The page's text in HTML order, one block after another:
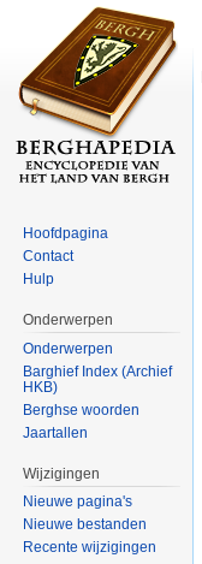
Hoofdpagina
Contact
Hulp
Onderwerpen
Onderwerpen
Barghief Index (Archief
HKB)
Berghse woorden
Jaartallen
Wijzigingen
Nieuwe pagina's
Nieuwe bestanden
Recente wijzigingen